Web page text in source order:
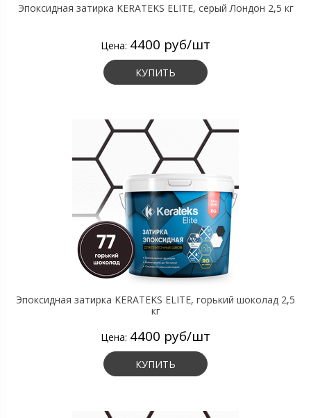
Эпоксидная затирка KERATEKS ELITE, серый Лондон 2,5 кг
Цена: 4400 руб/шт
КУПИТЬ
Эпоксидная затирка KERATEKS ELITE, горький шоколад 2,5
кг
Цена: 4400 руб/шт
КУПИТЬ